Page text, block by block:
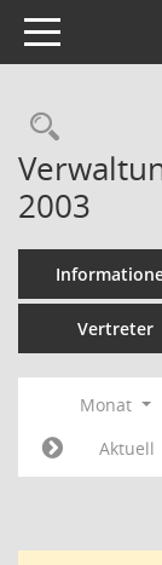
Toggle navigation
2003
Vertreter
Monat
Aktuell